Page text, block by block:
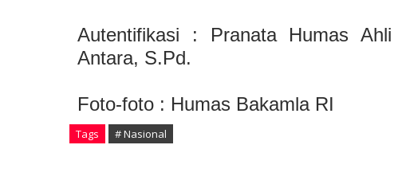
Autentifikasi : Pranata Humas
Antara, S.Pd.
Foto-foto : Humas Bakamla RI
Tags # Nasional